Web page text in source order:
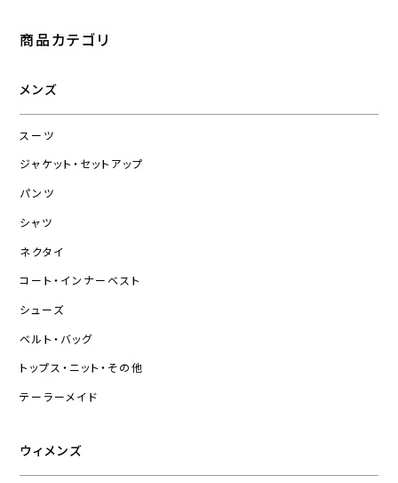
商品カテゴリ
メンズ
スーツ
ジャケット・セットアップ
パンツ
シャツ
ネクタイ
コート・インナーベスト
シューズ
ベルト・バッグ
トップス・ニット・その他
テーラーメイド
ウィメンズ